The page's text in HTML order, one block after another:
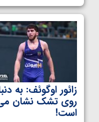
زائور اوگوئف: به
روی تشک نشان
است!